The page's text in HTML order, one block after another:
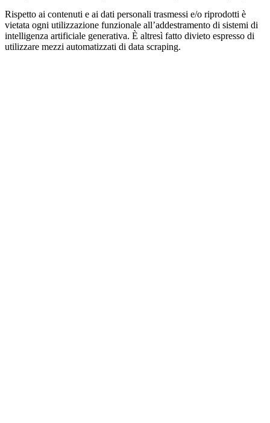
Rispetto ai contenuti e ai dati personali trasmessi e/o riprodotti è
vietata ogni utilizzazione funzionale all’addestramento di sistemi di
intelligenza artificiale generativa. È altresì fatto divieto espresso di
utilizzare mezzi automatizzati di data scraping.